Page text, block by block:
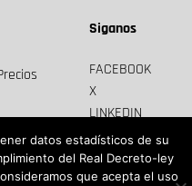
Siganos
FACEBOOK
X
LINKEDIN
Newsletter
datos estadísticos de su
del Real Decreto-ley
que acepta el uso